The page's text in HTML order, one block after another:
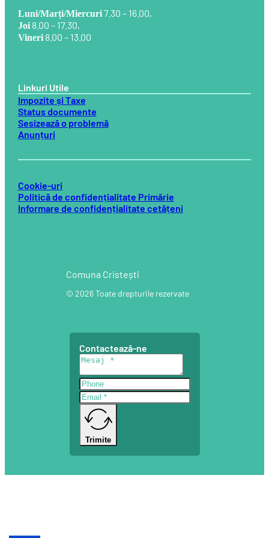
Luni/Marți/Miercuri7.30 – 16.00,
Joi8.00 – 17.30,
Vineri8.00 – 13.00
Linkuri Utile
Impozite și Taxe
Status documente
Sesizează o problemă
Anunțuri
Comuna Cristești
© 2026 Toate drepturile rezervate
Cookie-uri
Politică de confidențialitate Primărie
Informare de confidențialitate cetățeni
Contactează-ne
Trimite